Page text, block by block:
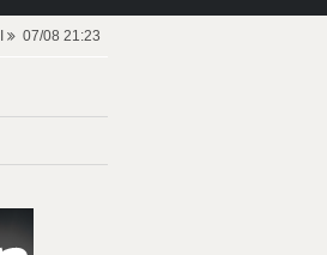
07/08 21:23